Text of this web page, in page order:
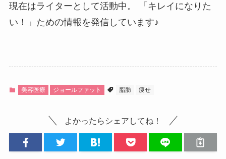
現在はライターとして活動中。 「キレイになりた
い！」ための情報を発信しています♪
美容医療 ジョールファット 脂肪 痩せ
よかったらシェアしてね！